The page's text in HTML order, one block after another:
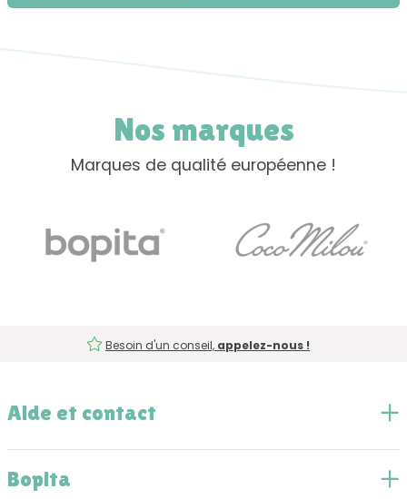
Nos marques
Marques de qualité européenne !
Besoin d'un conseil, appelez-nous !
Aide et contact
Bopita